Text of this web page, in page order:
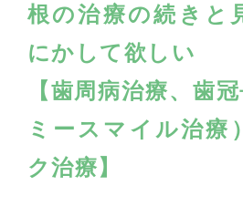
根の治療の続きと
にかして欲しい
【歯周病治療、歯
ミースマイル治療
ク治療】